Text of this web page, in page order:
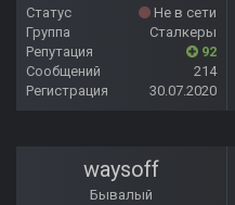
Статус
Не в сети
Группа
Сталкеры
Репутация
92
Сообщений
214
Регистрация
30.07.2020
waysoff
Бывалый